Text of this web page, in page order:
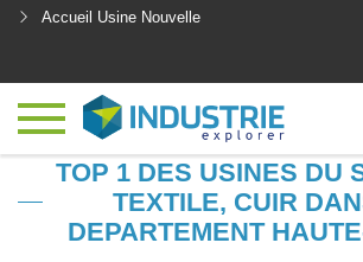
Accueil Usine Nouvelle
TOP 1 DES USINES DU
TEXTILE, CUIR
DEPARTEMENT